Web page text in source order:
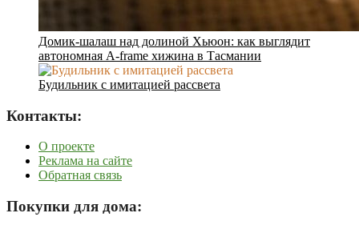
Домик-шалаш над долиной Хьюон: как выглядит
автономная A-frame хижина в Тасмании
Будильник с имитацией рассвета
Контакты:
О проекте
Реклама на сайте
Обратная связь
Покупки для дома: